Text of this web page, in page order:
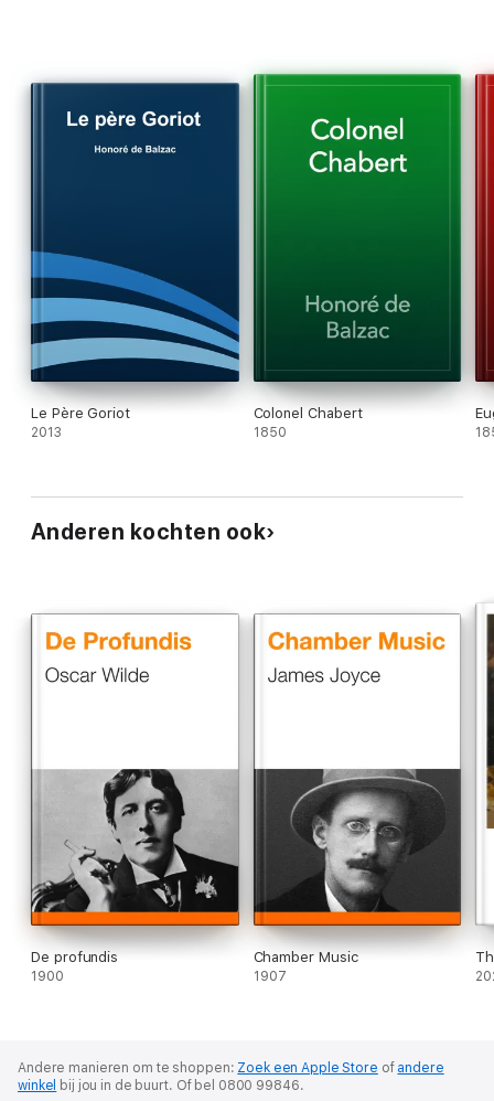
Le Père Goriot
2013
Colonel Chabert
1850
Anderen kochten ook
De profundis
1900
Chamber Music
1907
Andere manieren om te shoppen: Zoek een Apple Store of andere
winkel bij jou in de buurt. Of bel 0800 99846.